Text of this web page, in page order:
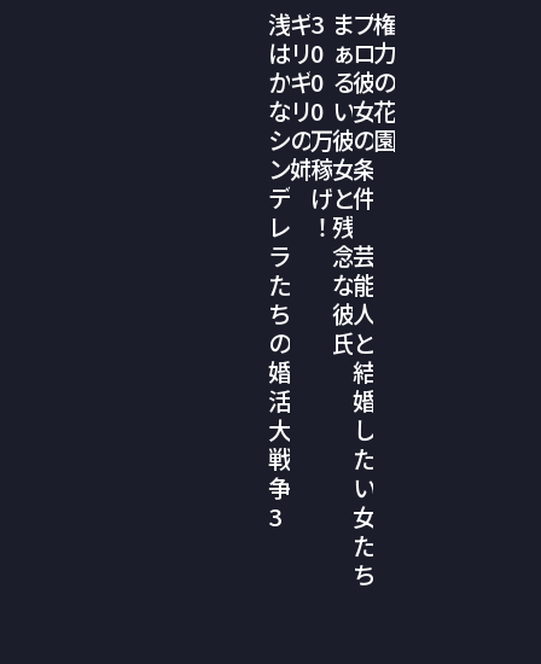
浅
は
か
な
シ
ン
デ
レ
ラ
た
ち
の
婚
活
大
戦
争
3
ギ
リ
ギ
リ
の
姉
3
0
0
0
万
稼
げ
！
ま
ぁ
る
い
彼
女
と
残
念
な
彼
氏
プ
ロ
彼
女
の
条
件
芸
能
人
と
結
婚
し
た
い
女
た
ち
権
力
の
花
園